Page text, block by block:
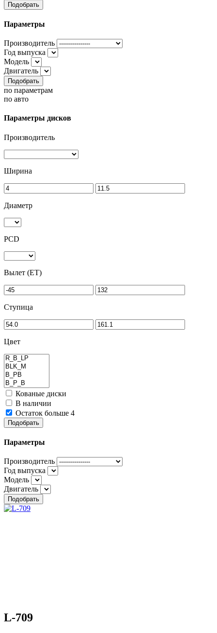
Подобрать
Параметры
Производитель
Год выпуска
Модель
Двигатель
Подобрать
по параметрам
по авто
Параметры дисков
Производитель
Ширина
Диаметр
PCD
Вылет (ET)
Ступица
Цвет
Кованые диски
В наличии
Остаток больше 4
Подобрать
Параметры
Производитель
Год выпуска
Модель
Двигатель
Подобрать
L-709